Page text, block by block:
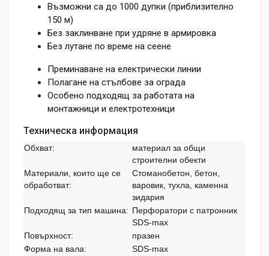
Възможни са до 1000 дупки (приблизително
150 м)
Без заклинване при удряне в армировка
Без лутане по време на сеене
Преминаване на електрически линии
Полагане на стълбове за ограда
Особено подходящ за работата на
монтажници и електротехници
Техническа информация
Обхват:
материал за общи
строителни обекти
Материали, които ще се
обработват:
Стоманобетон, бетон,
варовик, тухла, каменна
зидария
Подходящ за тип машина: Перфоратори с патронник
SDS-max
Повърхност:
празен
Форма на вала:
SDS-max